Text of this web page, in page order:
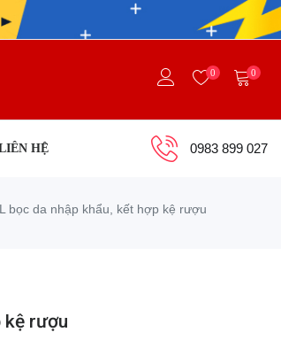
0 0
HỆ 0983 899 027
bọc da nhập khẩu, kết hợp kệ rượu
kệ rượu